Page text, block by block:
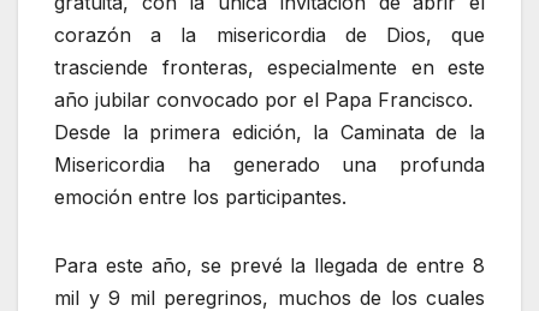
corazón a la misericordia de Dios, que
trasciende fronteras, especialmente en este
año jubilar convocado por el Papa Francisco.
Desde la primera edición, la Caminata de la
Misericordia ha generado una profunda
emoción entre los participantes.
Para este año, se prevé la llegada de entre 8
mil y 9 mil peregrinos, muchos de los cuales